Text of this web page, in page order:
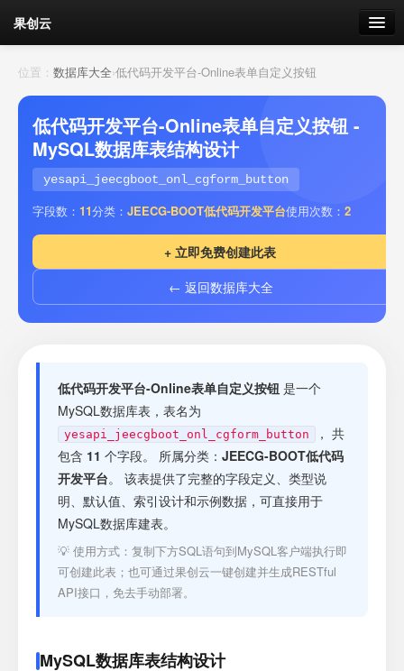
果创云
数据表单
API接口
云存储
流量 剩余接口流量
套餐
接口测试
位置： 数据库大全›低代码开发平台-Online表单自定义按钮
低代码开发平台-Online表单自定义按钮 -
MySQL数据库表结构设计
yesapi_jeecgboot_onl_cgform_button
字段数： 11分类： JEECG-BOOT低代码开发平台使用次数： 2
+ 立即免费创建此表
← 返回数据库大全
低代码开发平台-Online表单自定义按钮 是一个
MySQL数据库表，表名为
yesapi_jeecgboot_onl_cgform_button
， 共
包含 11 个字段。 所属分类： JEECG-BOOT低代码
开发平台。 该表提供了完整的字段定义、类型说
明、默认值、索引设计和示例数据，可直接用于
MySQL数据库建表。
💡 使用方式：复制下方SQL语句到MySQL客户端执行即
可创建此表；也可通过果创云一键创建并生成RESTful
API接口，免去手动部署。
MySQL数据库表结构设计